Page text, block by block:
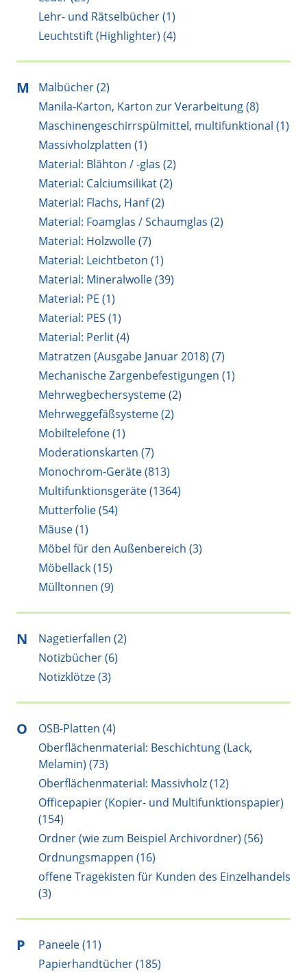
Lehr- und Rätselbücher (1)
Leuchtstift (Highlighter) (4)
M
Malbücher (2)
Manila-Karton, Karton zur Verarbeitung (8)
Maschinengeschirrspülmittel, multifunktional (1)
Massivholzplatten (1)
Material: Blähton / -glas (2)
Material: Calciumsilikat (2)
Material: Flachs, Hanf (2)
Material: Foamglas / Schaumglas (2)
Material: Holzwolle (7)
Material: Leichtbeton (1)
Material: Mineralwolle (39)
Material: PE (1)
Material: PES (1)
Material: Perlit (4)
Matratzen (Ausgabe Januar 2018) (7)
Mechanische Zargenbefestigungen (1)
Mehrwegbechersysteme (2)
Mehrweggefäßsysteme (2)
Mobiltelefone (1)
Moderationskarten (7)
Monochrom-Geräte (813)
Multifunktionsgeräte (1364)
Mutterfolie (54)
Mäuse (1)
Möbel für den Außenbereich (3)
Möbellack (15)
Mülltonnen (9)
N
Nagetierfallen (2)
Notizbücher (6)
Notizklötze (3)
O
OSB-Platten (4)
Oberflächenmaterial: Beschichtung (Lack,
Melamin) (73)
Oberflächenmaterial: Massivholz (12)
Officepapier (Kopier- und Multifunktionspapier)
(154)
Ordner (wie zum Beispiel Archivordner) (56)
Ordnungsmappen (16)
offene Tragekisten für Kunden des Einzelhandels
(3)
P
Paneele (11)
Papierhandtücher (185)